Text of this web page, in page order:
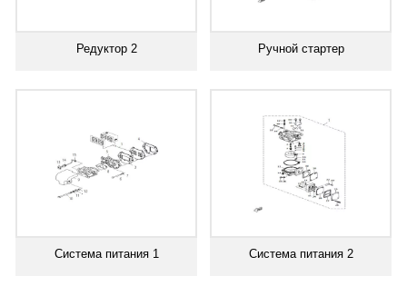
Редуктор 2 Ручной стартер
Система питания 1 Система питания 2